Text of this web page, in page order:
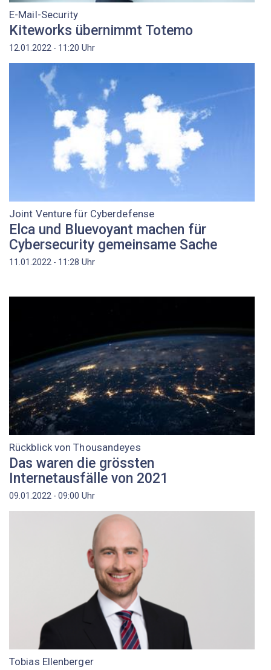
E-Mail-Security
Kiteworks übernimmt Totemo
12.01.2022 - 11:20 Uhr
Joint Venture für Cyberdefense
Elca und Bluevoyant machen für
Cybersecurity gemeinsame Sache
11.01.2022 - 11:28 Uhr
Rückblick von Thousandeyes
Das waren die grössten
Internetausfälle von 2021
09.01.2022 - 09:00 Uhr
Tobias Ellenberger